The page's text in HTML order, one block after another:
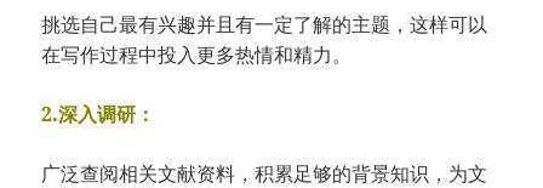
挑选自己最有兴趣并且有一定了解的主题，这样可以
在写作过程中投入更多热情和精力。
2.深入调研：
广泛查阅相关文献资料，积累足够的背景知识，为文